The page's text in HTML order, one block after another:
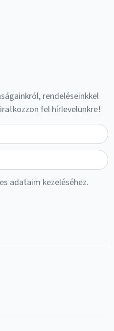
rendeléseinkkel
fel hírlevelünkre!
adataim kezeléséhez.